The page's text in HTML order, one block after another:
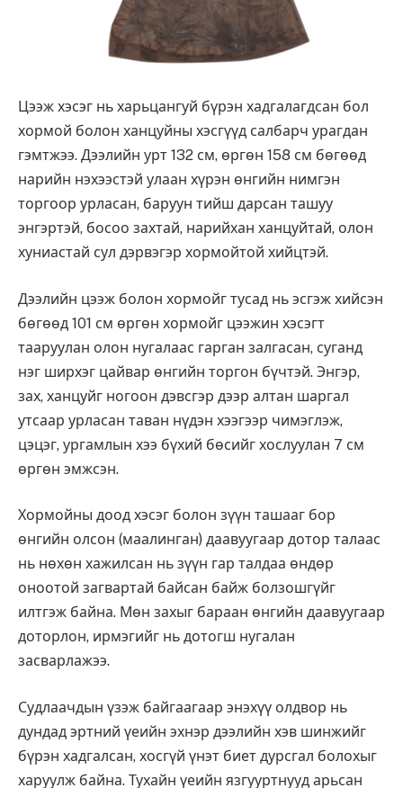
Цээж хэсэг нь харьцангуй бүрэн хадгалагдсан бол
хормой болон ханцуйны хэсгүүд салбарч урагдан
гэмтжээ. Дээлийн урт 132 см, өргөн 158 см бөгөөд
нарийн нэхээстэй улаан хүрэн өнгийн нимгэн
торгоор урласан, баруун тийш дарсан ташуу
энгэртэй, босоо захтай, нарийхан ханцуйтай, олон
хуниастай сул дэрвэгэр хормойтой хийцтэй.
Дээлийн цээж болон хормойг тусад нь эсгэж хийсэн
бөгөөд 101 см өргөн хормойг цээжин хэсэгт
тааруулан олон нугалаас гарган залгасан, суганд
нэг ширхэг цайвар өнгийн торгон бүчтэй. Энгэр,
зах, ханцуйг ногоон дэвсгэр дээр алтан шаргал
утсаар урласан таван нүдэн хээгээр чимэглэж,
цэцэг, ургамлын хээ бүхий бөсийг хослуулан 7 см
өргөн эмжсэн.
Хормойны доод хэсэг болон зүүн ташааг бор
өнгийн олсон (маалинган) даавуугаар дотор талаас
нь нөхөн хажилсан нь зүүн гар талдаа өндөр
оноотой загвартай байсан байж болзошгүйг
илтгэж байна. Мөн захыг бараан өнгийн даавуугаар
доторлон, ирмэгийг нь дотогш нугалан
засварлажээ.
Судлаачдын үзэж байгаагаар энэхүү олдвор нь
дундад эртний үеийн эхнэр дээлийн хэв шинжийг
бүрэн хадгалсан, хосгүй үнэт биет дурсгал болохыг
харуулж байна. Тухайн үеийн язгууртнууд арьсан